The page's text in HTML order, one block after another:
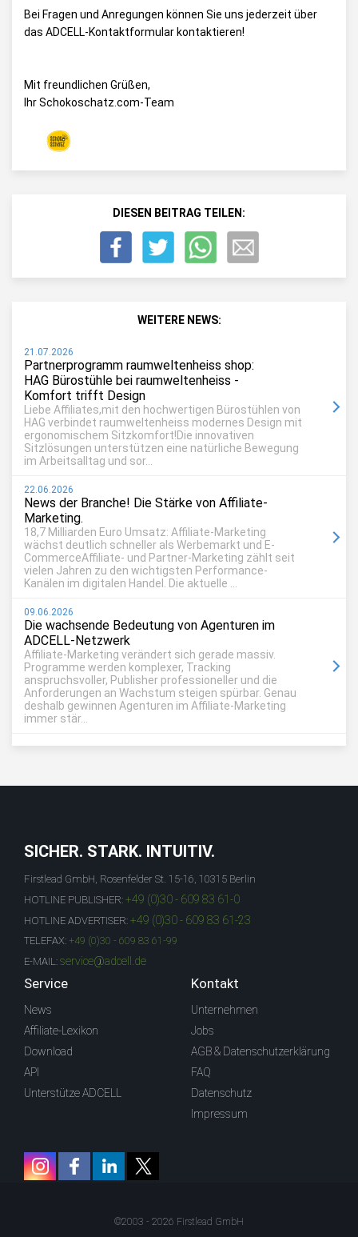
Bei Fragen und Anregungen können Sie uns jederzeit über
das ADCELL-Kontaktformular kontaktieren!
Mit freundlichen Grüßen,
Ihr Schokoschatz.com-Team
DIESEN BEITRAG TEILEN:
WEITERE NEWS:
21.07.2026
Partnerprogramm raumweltenheiss shop:
HAG Bürostühle bei raumweltenheiss -
Komfort trifft Design
Liebe Affiliates,mit den hochwertigen Bürostühlen von
HAG verbindet raumweltenheiss modernes Design mit
ergonomischem Sitzkomfort!Die innovativen
Sitzlösungen unterstützen eine natürliche Bewegung
im Arbeitsalltag und sor...
22.06.2026
News der Branche! Die Stärke von Affiliate-
Marketing.
18,7 Milliarden Euro Umsatz: Affiliate-Marketing
wächst deutlich schneller als Werbemarkt und E-
CommerceAffiliate- und Partner-Marketing zählt seit
vielen Jahren zu den wichtigsten Performance-
Kanälen im digitalen Handel. Die aktuelle ...
09.06.2026
Die wachsende Bedeutung von Agenturen im
ADCELL-Netzwerk
Affiliate-Marketing verändert sich gerade massiv.
Programme werden komplexer, Tracking
anspruchsvoller, Publisher professioneller und die
Anforderungen an Wachstum steigen spürbar. Genau
deshalb gewinnen Agenturen im Affiliate-Marketing
immer stär...
SICHER. STARK. INTUITIV.
Firstlead GmbH, Rosenfelder St. 15-16, 10315 Berlin
HOTLINE PUBLISHER: +49 (0)30 - 609 83 61-0
HOTLINE ADVERTISER: +49 (0)30 - 609 83 61-23
TELEFAX: +49 (0)30 - 609 83 61-99
E-MAIL: service@adcell.de
Service
News
Affiliate-Lexikon
Download
API
Unterstütze ADCELL
Kontakt
Unternehmen
Jobs
AGB & Datenschutzerklärung
FAQ
Datenschutz
Impressum
©2003 - 2026 Firstlead GmbH